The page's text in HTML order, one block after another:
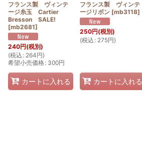
フランス製 ヴィンテ
ージ糸玉 Cartier
Bresson SALE!
[mb2681]
240円(税別)
(税込 : 264円)
希望小売価格: 300円
カートに入れる
フランス製 ヴィンテ
ージリボン [mb3118]
250円(税別)
(税込 : 275円)
カートに入れる